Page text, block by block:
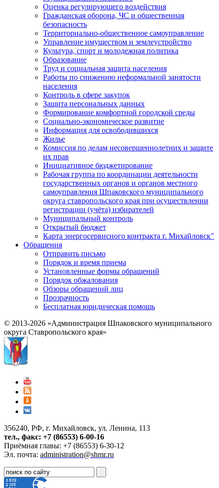
Оценка регулирующего воздействия
Гражданская оборона, ЧС и общественная
безопасность
Территориально-общественное самоуправление
Управление имуществом и землеустройство
Культура, спорт и молодежная политика
Образование
Труд и социальная защита населения
Работы по снижению неформальной занятости
населения
Контроль в сфере закупок
Защита персональных данных
Формирование комфортной городской среды
Социально-экономическое развитие
Информация для освободившихся
Жилье
Комиссия по делам несовершеннолетних и защите
их прав
Инициативное бюджетирование
Рабочая группа по координации деятельности
государственных органов и органов местного
самоуправления Шпаковского муниципального
округа ставропольского края при осуществлении
регистрации (учёта) избирателей
Муниципальный контроль
Открытый бюджет
Карта энергосервисного контракта г. Михайловск"
Обращения
Отправить письмо
Порядок и время приема
Установленные формы обращений
Порядок обжалования
Обзоры обращений лиц
Прозрачность
Бесплатная юридическая помощь
© 2013-2026 «Администрация Шпаковского муниципального
округа Ставропольского края»
356240, РФ, г. Михайловск, ул. Ленина, 113
тел., факс: +7 (86553) 6-00-16
Приёмная главы: +7 (86553) 6-30-12
Эл. почта: administration@shmr.ru